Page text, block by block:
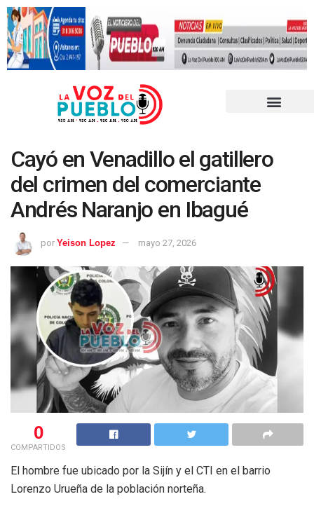
Cayó en Venadillo el gatillero
del crimen del comerciante
Andrés Naranjo en Ibagué
por Yeison Lopez mayo 27, 2026
0
COMPARTIDOS
El hombre fue ubicado por la Sijín y el CTI en el barrio
Lorenzo Urueña de la población norteña.